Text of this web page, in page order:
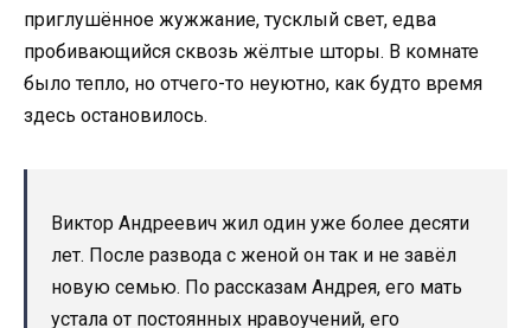
приглушённое жужжание, тусклый свет, едва
пробивающийся сквозь жёлтые шторы. В комнате
было тепло, но отчего-то неуютно, как будто время
здесь остановилось.
Виктор Андреевич жил один уже более десяти
лет. После развода с женой он так и не завёл
новую семью. По рассказам Андрея, его мать
устала от постоянных нравоучений, его